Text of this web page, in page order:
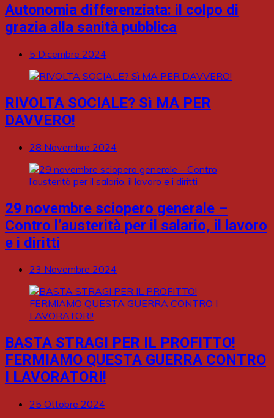
Autonomia differenziata: il colpo di
grazia alla sanità pubblica
5 Dicembre 2024
RIVOLTA SOCIALE? Sì MA PER
DAVVERO!
28 Novembre 2024
29 novembre sciopero generale –
Contro l’austerità per il salario, il lavoro
e i diritti
23 Novembre 2024
BASTA STRAGI PER IL PROFITTO!
FERMIAMO QUESTA GUERRA CONTRO
I LAVORATORI!
25 Ottobre 2024